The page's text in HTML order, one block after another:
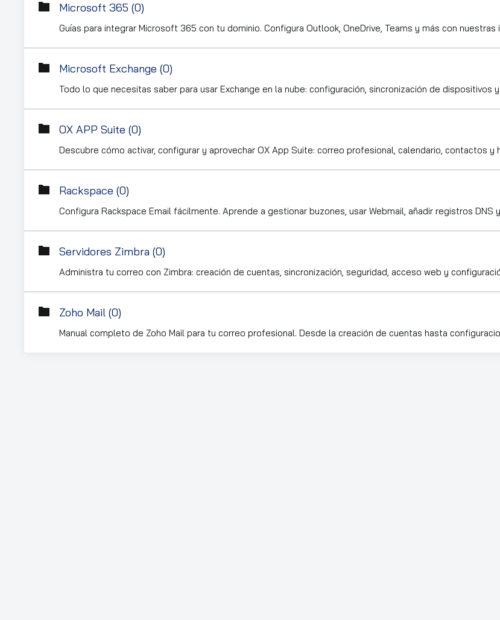
Microsoft 365 (0)
Guías para integrar Microsoft 365 con tu dominio. Configura Outlook, OneDrive, Teams y más con
Microsoft Exchange (0)
Todo lo que necesitas saber para usar Exchange en la nube: configuración, sincronización de dispositivos
OX APP Suite (0)
Descubre cómo activar, configurar y aprovechar OX App Suite: correo profesional, calendario, contactos y
Rackspace (0)
Configura Rackspace Email fácilmente. Aprende a gestionar buzones, usar Webmail, añadir registros
Servidores Zimbra (0)
Administra tu correo con Zimbra: creación de cuentas, sincronización, seguridad, acceso web y
Zoho Mail (0)
Manual completo de Zoho Mail para tu correo profesional. Desde la creación de cuentas hasta